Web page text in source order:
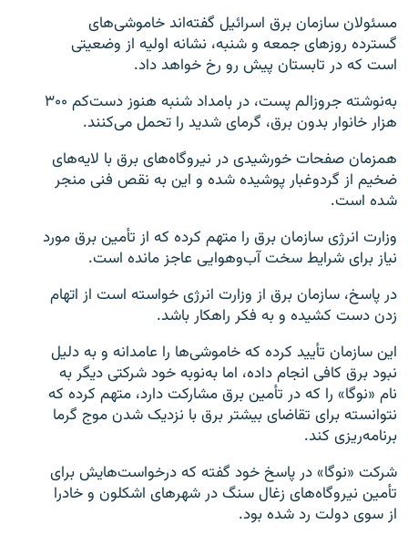
مسئولان سازمان برق اسرائیل گفته‌اند خاموشی‌های
گسترده روزهای جمعه و شنبه، نشانه اولیه از وضعیتی
است که در تابستان پیش رو رخ خواهد داد.
به‌نوشته جروزالم پست، در بامداد شنبه هنوز دست‌کم ۳۰۰
هزار خانوار بدون برق، گرمای شدید را تحمل می‌کنند.
همزمان صفحات خورشیدی در نیروگاه‌های برق با لایه‌های
ضخیم از گردوغبار پوشیده شده و این به نقص فنی منجر
شده است.
وزارت انرژی سازمان برق را متهم کرده که از تأمین برق مورد
نیاز برای شرایط سخت آب‌وهوایی عاجز مانده است.
در پاسخ، سازمان برق از وزارت انرژی خواسته است از اتهام
‌زدن‌ دست کشیده و به فکر راهکار باشد.
این سازمان تأیید کرده که خاموشی‌ها را عامدانه و به ‌دلیل
نبود برق کافی انجام داده، اما به‌نوبه خود شرکتی دیگر به
نام «نوگا» را که در تأمین برق مشارکت دارد، متهم کرده که
نتوانسته برای تقاضای بیشتر برق با نزدیک شدن موج گرما
برنامه‌ریزی کند.
شرکت «نوگا» در پاسخ خود گفته که درخواست‌هایش برای
تأمین نیروگاه‌های زغال سنگ در شهرهای اشکلون و خادرا
از سوی دولت رد شده بود.